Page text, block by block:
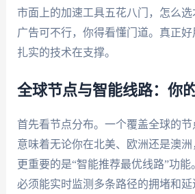
市面上的加速工具五花八门，怎么
广告可不行，你得看懂门道。真正
扎实的技术在支撑。
全球节点与智能线路：你
首先看节点分布。一个覆盖全球的
意味着无论你在北美、欧洲还是澳洲
更重要的是“智能推荐最优线路”功能
必须能实时监测多条路径的拥堵和